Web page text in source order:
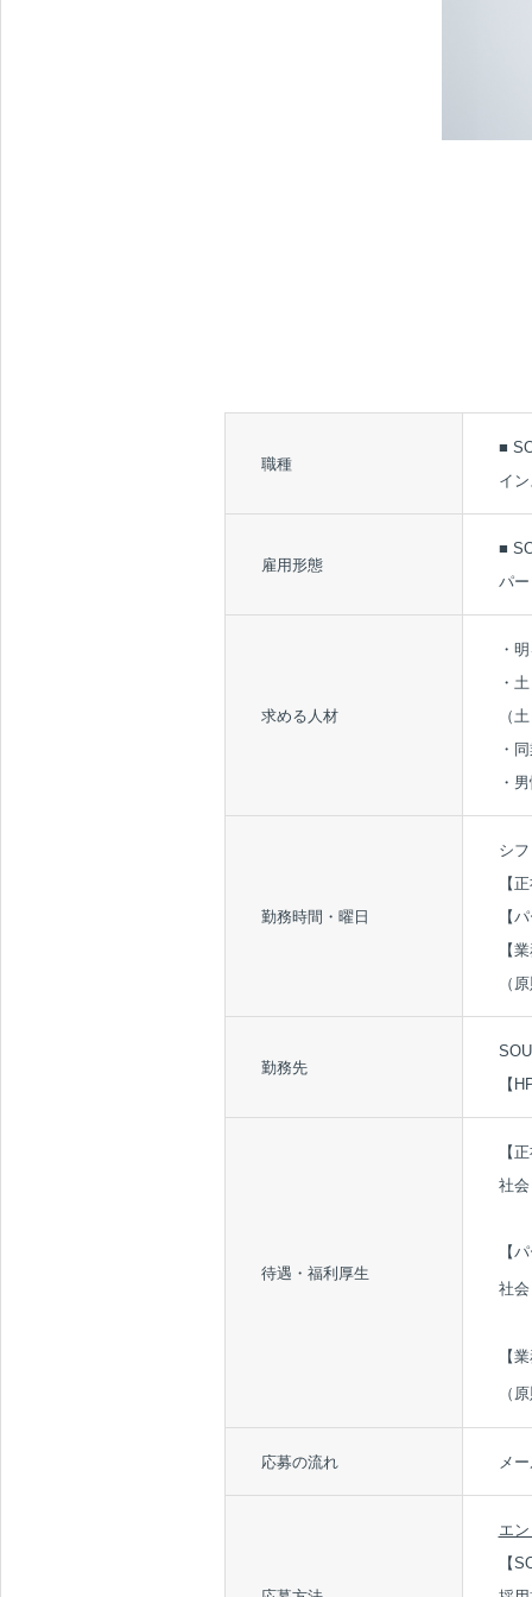
職種
■
イ
雇用形態
■
パ
求める人材
・
・
（
・
・
勤務時間・曜日
シ
【
【
【
（
勤務先
【
待遇・福利厚生
【
社
【
社
【
（
応募の流れ メ
エ
【